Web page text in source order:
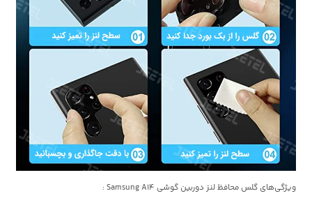
ویژگی‌های گلس محافظ لنز دوربین گوشی Samsung A14 :